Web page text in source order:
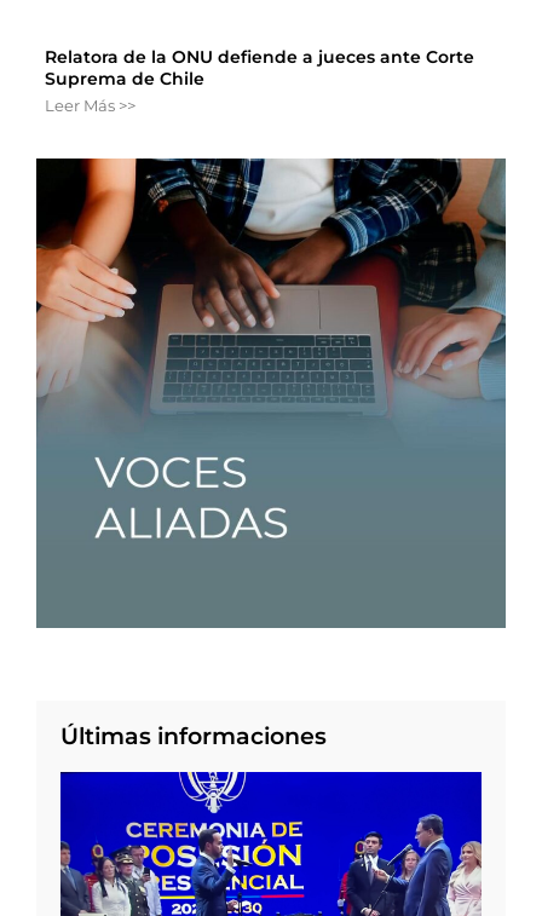
Relatora de la ONU defiende a jueces ante Corte
Suprema de Chile
Leer Más >>
Últimas informaciones